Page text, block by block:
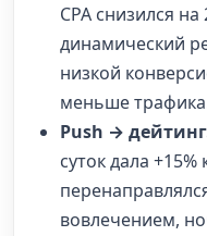
CPA снизился
динамический
низкой
меньше
Push →
суток дала
вовлечением,